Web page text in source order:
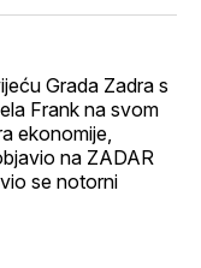
Grada Zadra s
Frank na svom
ekonomije,
na ZADAR
se notorni